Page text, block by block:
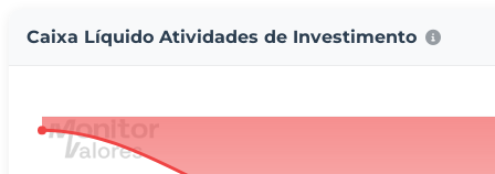
Caixa Líquido Atividades de Investimento